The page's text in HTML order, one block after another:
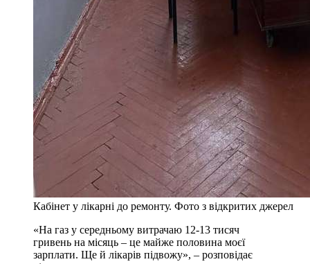
Кабінет у лікарні до ремонту. Фото з відкритих джерел
«На газ у середньому витрачаю 12-13 тисяч
гривень на місяць – це майже половина моєї
зарплати. Ще й лікарів підвожу», – розповідає